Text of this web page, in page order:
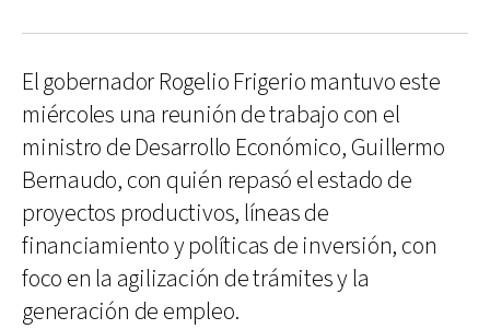
El gobernador Rogelio Frigerio mantuvo este
miércoles una reunión de trabajo con el
ministro de Desarrollo Económico, Guillermo
Bernaudo, con quién repasó el estado de
proyectos productivos, líneas de
financiamiento y políticas de inversión, con
foco en la agilización de trámites y la
generación de empleo.